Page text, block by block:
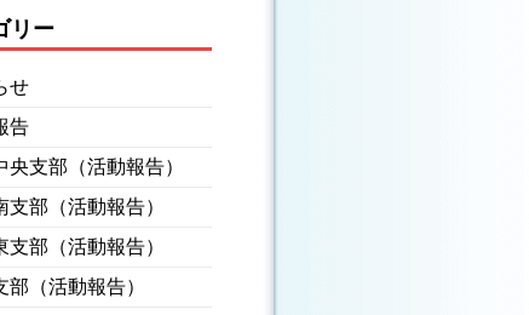
リー
せ
告
央支部（活動報告）
支部（活動報告）
支部（活動報告）
部（活動報告）